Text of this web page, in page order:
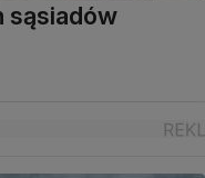
sąsiadów